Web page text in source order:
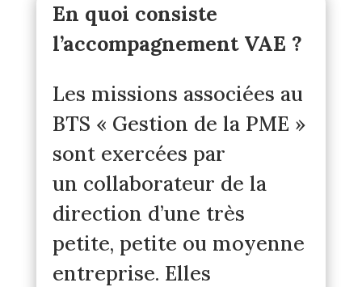
En quoi consiste
l’accompagnement VAE ?
Les missions associées au
BTS « Gestion de la PME »
sont exercées par
un collaborateur de la
direction d’une très
petite, petite ou moyenne
entreprise. Elles